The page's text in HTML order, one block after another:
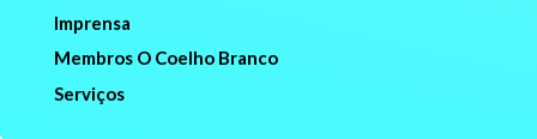
Imprensa
Membros O Coelho Branco
Serviços